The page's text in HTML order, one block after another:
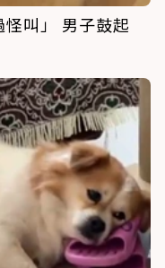
叫」 男子鼓起